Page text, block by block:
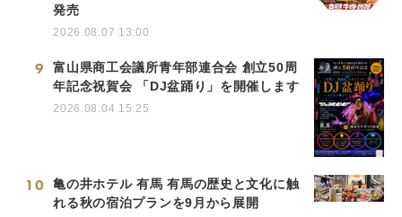
発売
2026.08.07 13:00
9
富山県商工会議所青年部連合会 創立50周
年記念祝賀会 「DJ盆踊り」を開催します
2026.08.04 15:25
10
亀の井ホテル 有馬 有馬の歴史と文化に触
れる秋の宿泊プランを9月から展開